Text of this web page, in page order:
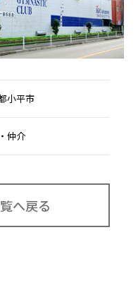
小平市
仲介
へ戻る